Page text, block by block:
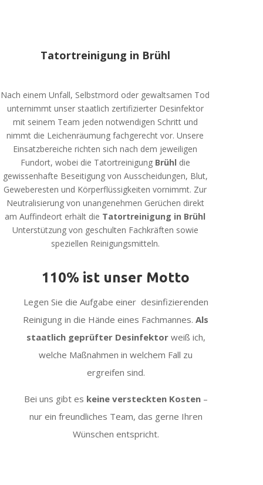
Tatortreinigung in Brühl
Nach einem Unfall, Selbstmord oder gewaltsamen Tod
unternimmt unser staatlich zertifizierter Desinfektor
mit seinem Team jeden notwendigen Schritt und
nimmt die Leichenräumung fachgerecht vor. Unsere
Einsatzbereiche richten sich nach dem jeweiligen
Fundort, wobei die Tatortreinigung Brühl die
gewissenhafte Beseitigung von Ausscheidungen, Blut,
Geweberesten und Körperflüssigkeiten vornimmt. Zur
Neutralisierung von unangenehmen Gerüchen direkt
am Auffindeort erhält die Tatortreinigung in Brühl
Unterstützung von geschulten Fachkräften sowie
speziellen Reinigungsmitteln.
110% ist unser Motto
Legen Sie die Aufgabe einer desinfizierenden
Reinigung in die Hände eines Fachmannes.Als
staatlich geprüfter Desinfektorweiß ich,
welche Maßnahmen in welchem Fall zu
ergreifen sind.
Bei uns gibt es keine versteckten Kosten–
nur ein freundliches Team, das gerne Ihren
Wünschen entspricht.